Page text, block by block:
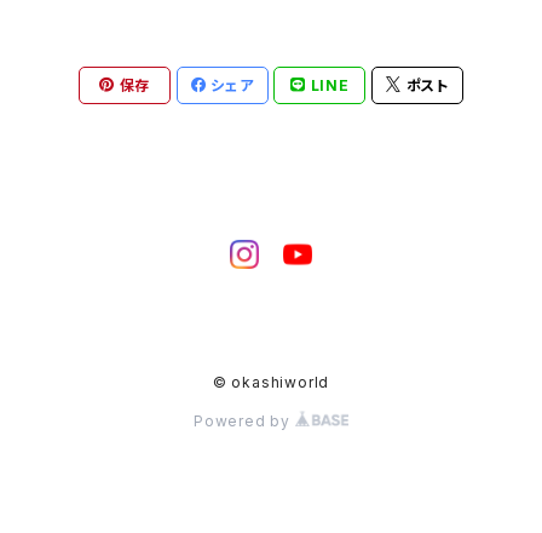
保存 シェア LINE ポスト
© okashiworld
Powered by